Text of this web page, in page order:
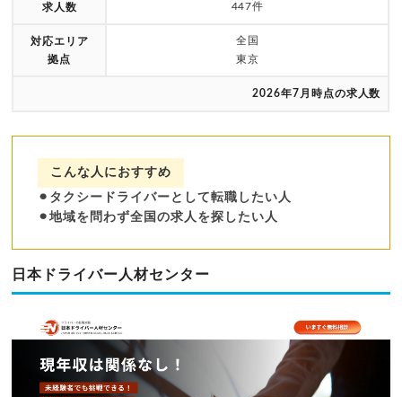
求人数 447件
対応エリア
拠点
全国
東京
2026年7月時点の求人数
こんな人におすすめ
⚫︎タクシードライバーとして転職したい人
⚫︎地域を問わず全国の求人を探したい人
日本ドライバー人材センター